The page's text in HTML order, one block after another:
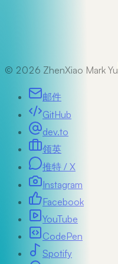
© 2026 ZhenXiao Mark Yu
邮件
GitHub
dev.to
领英
推特 / X
Instagram
Facebook
YouTube
CodePen
Spotify